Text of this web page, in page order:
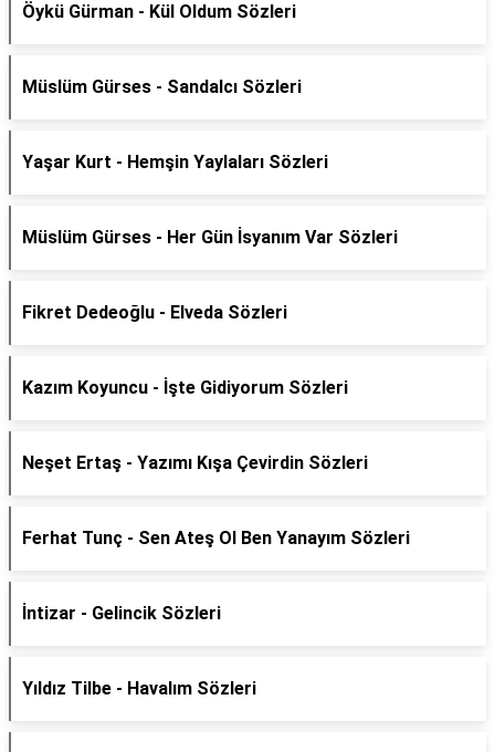
Öykü Gürman - Kül Oldum Sözleri
Müslüm Gürses - Sandalcı Sözleri
Yaşar Kurt - Hemşin Yaylaları Sözleri
Müslüm Gürses - Her Gün İsyanım Var Sözleri
Fikret Dedeoğlu - Elveda Sözleri
Kazım Koyuncu - İşte Gidiyorum Sözleri
Neşet Ertaş - Yazımı Kışa Çevirdin Sözleri
Ferhat Tunç - Sen Ateş Ol Ben Yanayım Sözleri
İntizar - Gelincik Sözleri
Yıldız Tilbe - Havalım Sözleri